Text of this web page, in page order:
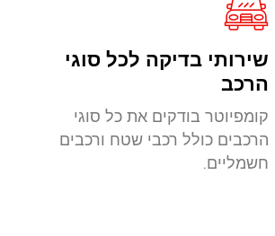
שירותי בדיקה לכל סוגי
הרכב
קומפיוטר בודקים את כל סוגי
הרכבים כולל רכבי שטח ורכבים
חשמליים.